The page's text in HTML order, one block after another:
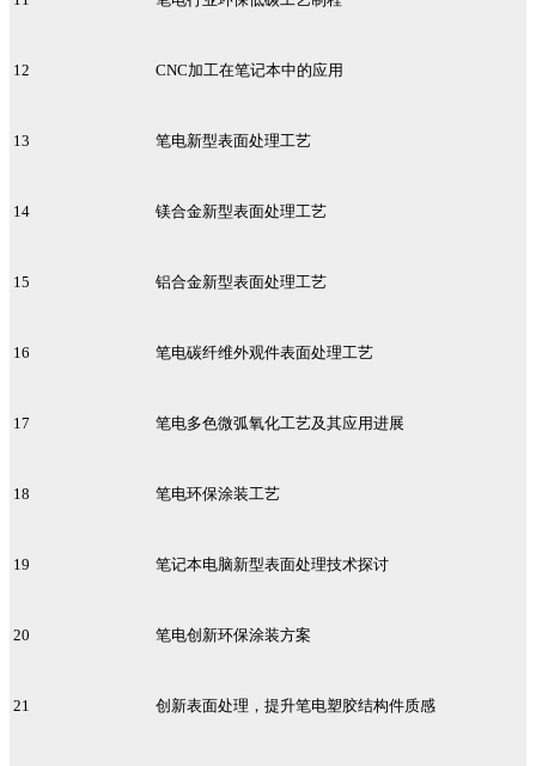
12 CNC加工在笔记本中的应用
13 笔电新型表面处理工艺
14 镁合金新型表面处理工艺
15 铝合金新型表面处理工艺
16 笔电碳纤维外观件表面处理工艺
17 笔电多色微弧氧化工艺及其应用进展
18 笔电环保涂装工艺
19 笔记本电脑新型表面处理技术探讨
20 笔电创新环保涂装方案
21 创新表面处理，提升笔电塑胶结构件质感